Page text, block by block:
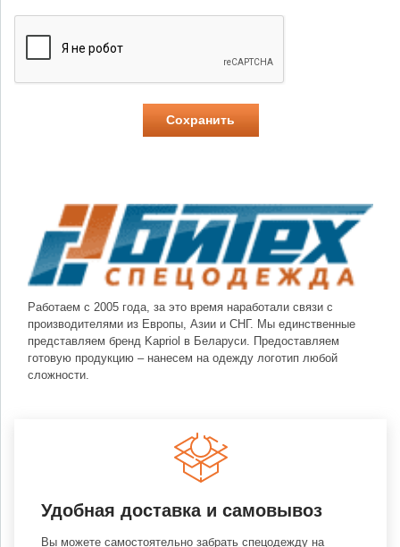
Работаем с 2005 года, за это время наработали связи с
производителями из Европы, Азии и СНГ. Мы единственные
представляем бренд Kapriol в Беларуси. Предоставляем
готовую продукцию – нанесем на одежду логотип любой
сложности.
Удобная доставка и самовывоз
Вы можете самостоятельно забрать спецодежду на